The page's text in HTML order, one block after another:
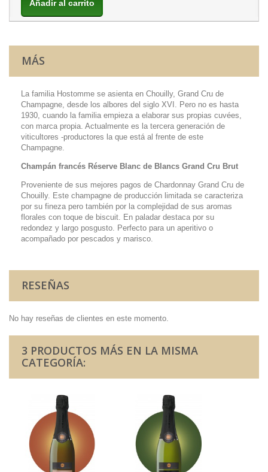
Añadir al carrito
MÁS
La familia Hostomme se asienta en Chouilly, Grand Cru de
Champagne, desde los albores del siglo XVI. Pero no es hasta
1930, cuando la familia empieza a elaborar sus propias cuvées,
con marca propia. Actualmente es la tercera generación de
viticultores -productores la que está al frente de este
Champagne.
Champán francés Réserve Blanc de Blancs Grand Cru Brut
Proveniente de sus mejores pagos de Chardonnay Grand Cru de
Chouilly. Este champagne de producción limitada se caracteriza
por su fineza pero también por la complejidad de sus aromas
florales con toque de biscuit. En paladar destaca por su
redondez y largo posgusto. Perfecto para un aperitivo o
acompañado por pescados y marisco.
RESEÑAS
No hay reseñas de clientes en este momento.
3 PRODUCTOS MÁS EN LA MISMA
CATEGORÍA: